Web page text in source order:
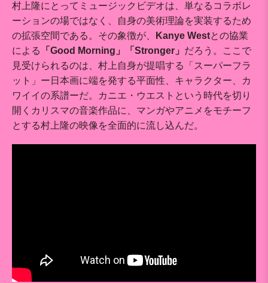
村上隆にとってミュージックビデオは、単なるコラボレ
ーションの場ではなく、自身の美術理論を実装するため
の拡張空間である。その象徴が、
Kanye Westとの協業
による
「Good Morning」「Stronger」 だろう。ここで
見受けられるのは、村上自身が提唱する「スーパーフラ
ット」ー日本画に端を発する平面性、キャラクター、カ
ワイイの系譜ーだ。カニエ・ウエストという時代を切り
開くカリスマの音楽作品に、マンガやアニメをモチーフ
とする村上隆の映像を全面的に流し込んだ。